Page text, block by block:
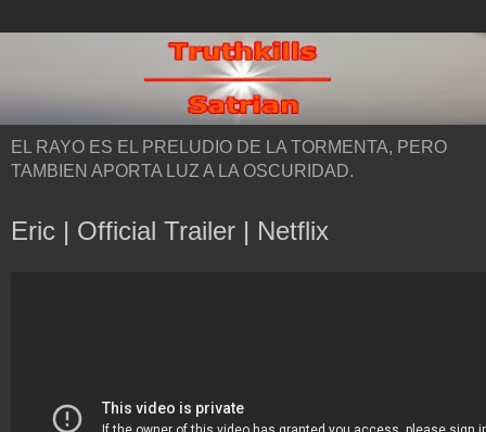
EL RAYO ES EL PRELUDIO DE LA TORMENTA, PERO
TAMBIEN APORTA LUZ A LA OSCURIDAD.
Eric | Official Trailer | Netflix